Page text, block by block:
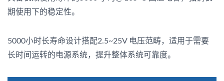
期使用下的稳定性。
5000小时长寿命设计搭配2.5~25V 电压范畴，适用于需要
长时间运转的电源系统，提升整体系统可靠度。